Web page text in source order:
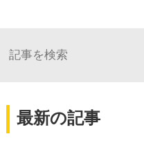
最新の記事